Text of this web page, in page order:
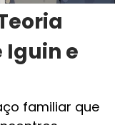
Iguin e
familiar que